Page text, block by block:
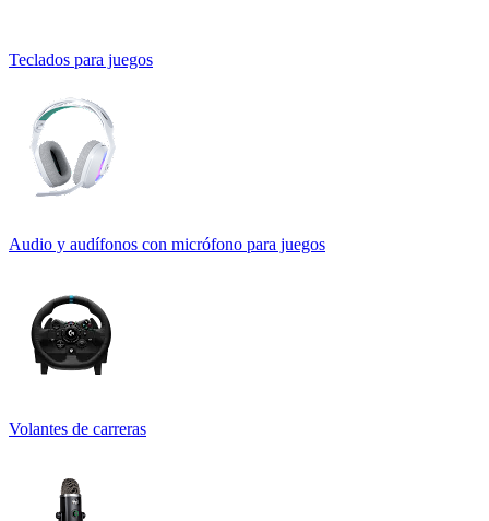
Teclados para juegos
Audio y audífonos con micrófono para juegos
Volantes de carreras